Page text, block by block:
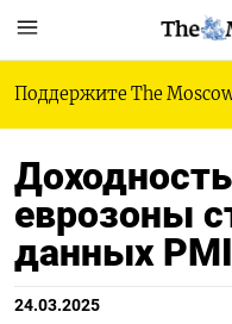
Поддержите The
еврозоны
данных PMI
24.03.2025